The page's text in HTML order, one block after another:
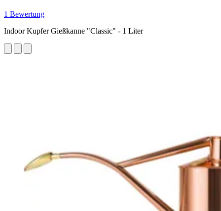
1 Bewertung
Indoor Kupfer Gießkanne "Classic" - 1 Liter